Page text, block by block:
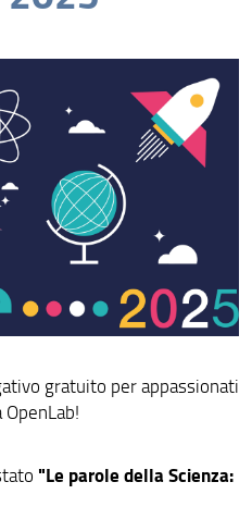
gratuito per appassionati
"Le parole della Scienza:
Unifi